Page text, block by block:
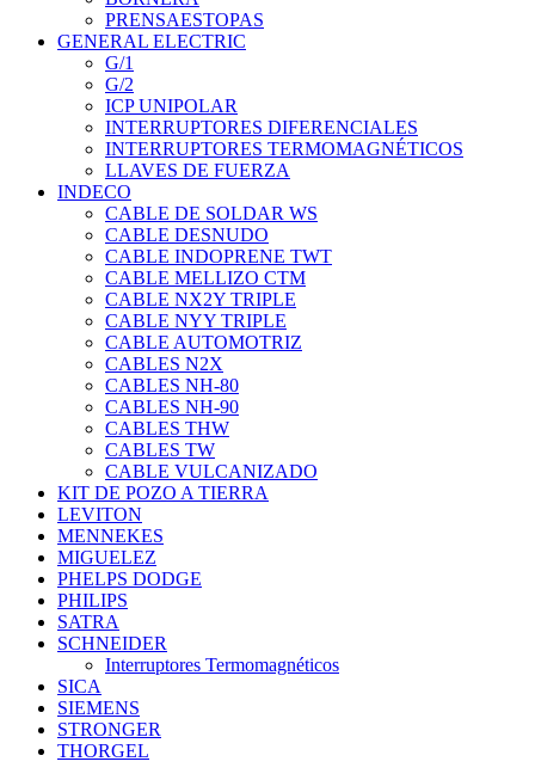
PRENSAESTOPAS
GENERAL ELECTRIC
G/1
G/2
ICP UNIPOLAR
INTERRUPTORES DIFERENCIALES
INTERRUPTORES TERMOMAGNÉTICOS
LLAVES DE FUERZA
INDECO
CABLE DE SOLDAR WS
CABLE DESNUDO
CABLE INDOPRENE TWT
CABLE MELLIZO CTM
CABLE NX2Y TRIPLE
CABLE NYY TRIPLE
CABLE AUTOMOTRIZ
CABLES N2X
CABLES NH-80
CABLES NH-90
CABLES THW
CABLES TW
CABLE VULCANIZADO
KIT DE POZO A TIERRA
LEVITON
MENNEKES
MIGUELEZ
PHELPS DODGE
PHILIPS
SATRA
SCHNEIDER
Interruptores Termomagnéticos
SICA
SIEMENS
STRONGER
THORGEL